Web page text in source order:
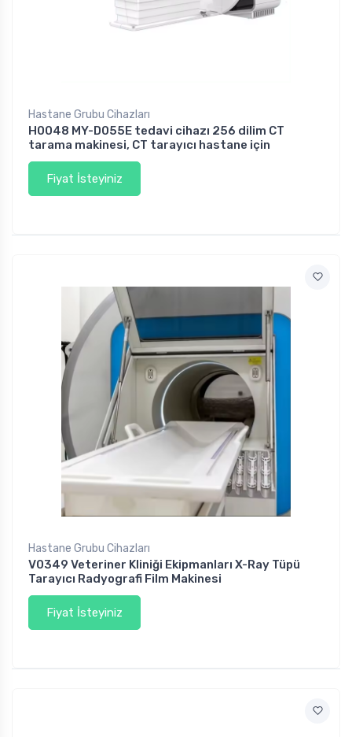
Hastane Grubu Cihazları
H0048 MY-D055E tedavi cihazı 256 dilim CT
tarama makinesi, CT tarayıcı hastane için
Fiyat İsteyiniz
Hastane Grubu Cihazları
V0349 Veteriner Kliniği Ekipmanları X-Ray Tüpü
Tarayıcı Radyografi Film Makinesi
Fiyat İsteyiniz